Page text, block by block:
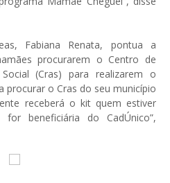
Fabiana Renata, pontua a
procurarem o Centro de
(Cras) para realizarem o
procurar o Cras do seu município
receberá o kit quem estiver
beneficiária do CadÚnico”,